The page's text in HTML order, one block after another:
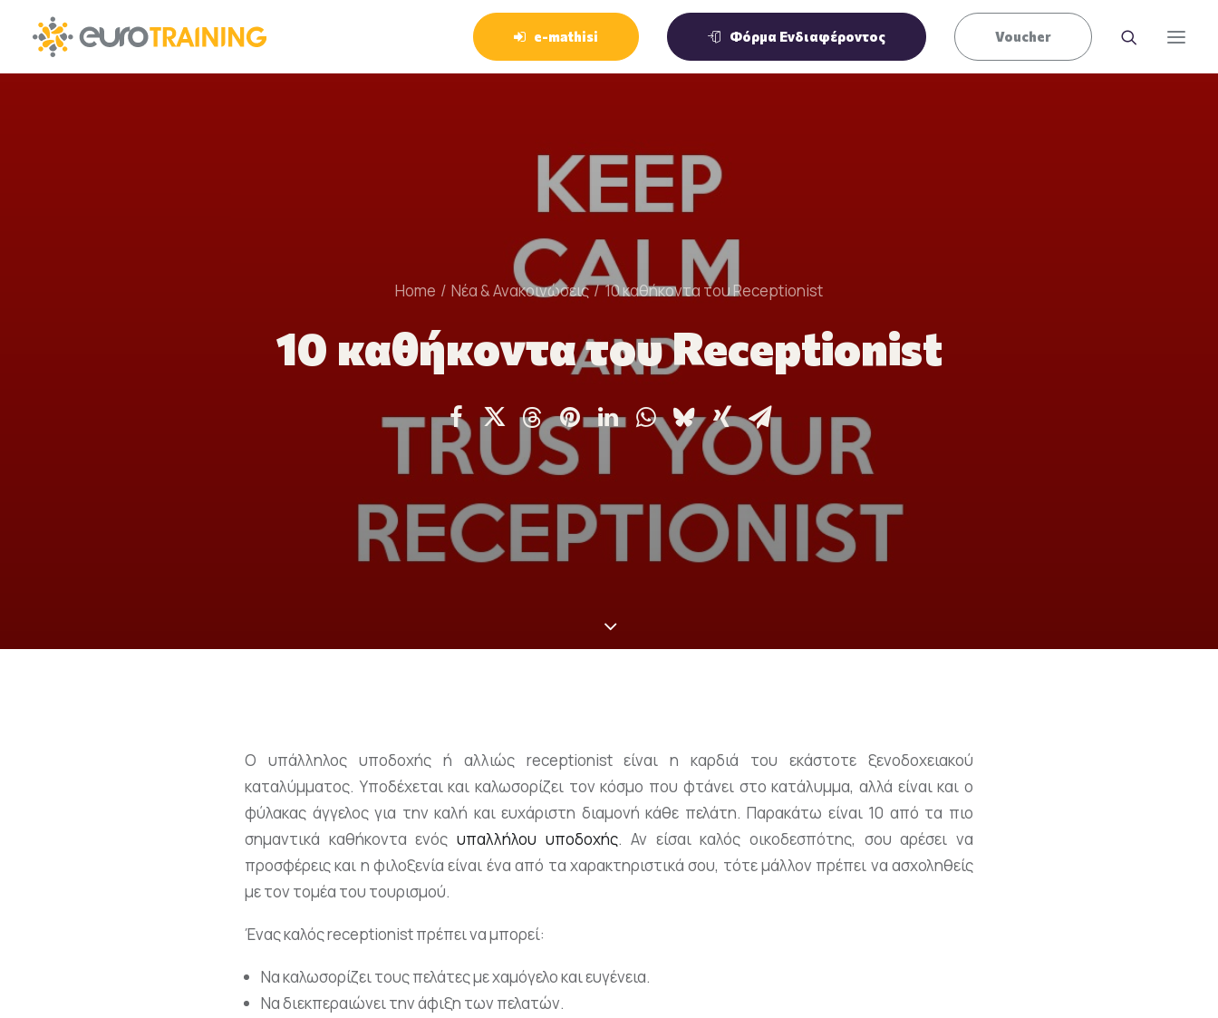
e-mathisi Φόρμα Ενδιαφέροντος Voucher
Home Νέα & Ανακοινώσεις 10 καθήκοντα του Receptionist
10 καθήκοντα του Receptionist
O υπάλληλος υποδοχής ή αλλιώς receptionist είναι η καρδιά του εκάστοτε ξενοδοχειακού
καταλύμματος. Υποδέχεται και καλωσορίζει τον κόσμο που φτάνει στο κατάλυμμα, αλλά είναι και ο
φύλακας άγγελος για την καλή και ευχάριστη διαμονή κάθε πελάτη. Παρακάτω είναι 10 από τα πιο
σημαντικά καθήκοντα ενός υπαλλήλου υποδοχής. Αν είσαι καλός οικοδεσπότης, σου αρέσει να
προσφέρεις και η φιλοξενία είναι ένα από τα χαρακτηριστικά σου, τότε μάλλον πρέπει να ασχοληθείς
με τον τομέα του τουρισμού.
Ένας καλός receptionist πρέπει να μπορεί:
Να καλωσορίζει τους πελάτες με χαμόγελο και ευγένεια.
Να διεκπεραιώνει την άφιξη των πελατών.